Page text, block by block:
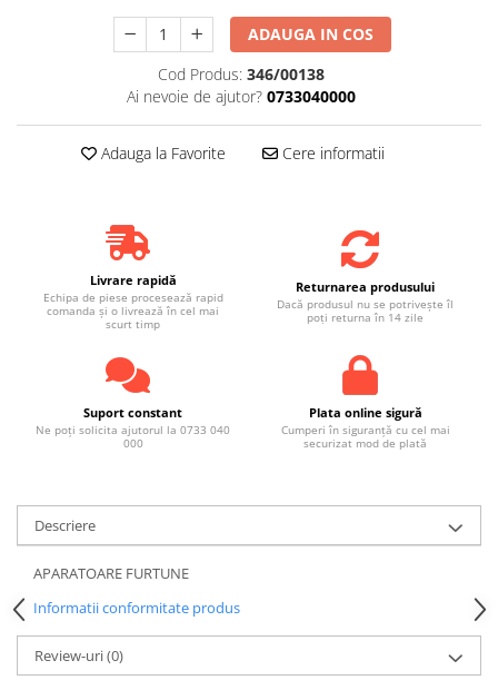
ADAUGA IN COS
Cod Produs: 346/00138
Ai nevoie de ajutor? 0733040000
Adauga la Favorite Cere informatii
Livrare rapidă
Echipa de piese procesează rapid
comanda și o livrează în cel mai
scurt timp
Returnarea produsului
Dacă produsul nu se potrivește îl
poți returna în 14 zile
Suport constant
Ne poți solicita ajutorul la 0733 040
000
Plata online sigură
Cumperi în siguranță cu cel mai
securizat mod de plată
Descriere
APARATOARE FURTUNE
Informatii conformitate produs
Review-uri(0)